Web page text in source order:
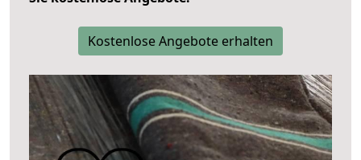
Kostenlose Angebote erhalten